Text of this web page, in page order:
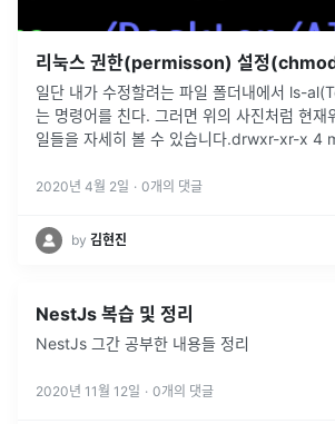
리눅스 권한(permisson) 설정
일단 내가 수정할려는 파일 폴더내에서 ls-
는 명령어를 친다. 그러면 위의 사진처럼 현재
일들을 자세히 볼 수 있습니다.drwxr-xr-x
2020년 4월 2일 · 0개의 댓글
by 김현진
NestJs 복습 및 정리
NestJs 그간 공부한 내용들 정리
2020년 11월 12일 · 0개의 댓글